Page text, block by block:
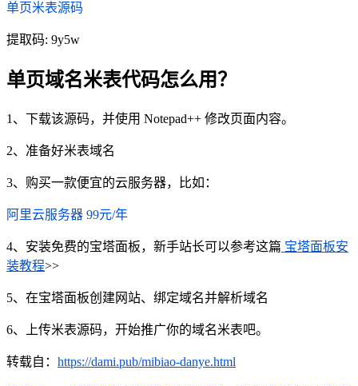
单页米表源码
提取码: 9y5w
单页域名米表代码怎么用？
1、下载该源码，并使用 Notepad++ 修改页面内容。
2、准备好米表域名
3、购买一款便宜的云服务器，比如：
阿里云服务器 99元/年
4、安装免费的宝塔面板，新手站长可以参考这篇 宝塔面板安
装教程>>
5、在宝塔面板创建网站、绑定域名并解析域名
6、上传米表源码，开始推广你的域名米表吧。
转载自： https://dami.pub/mibiao-danye.html